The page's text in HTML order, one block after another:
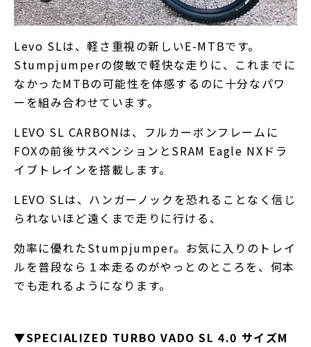
Levo SLは、軽さ重視の新しいE-MTBです。
Stumpjumperの俊敏で軽快な走りに、これまでに
なかったMTBの可能性を体感するのに十分なパワ
ーを組み合わせています。
LEVO SL CARBONは、フルカーボンフレームに
FOXの前後サスペンションとSRAM Eagle NXドラ
イブトレインを搭載します。
LEVO SLは、ハンガーノックを恐れることなく信じ
られないほど遠くまで走りに行ける、
効率に優れたStumpjumper。お気に入りのトレイ
ルを普段なら１本走るのがやっとのところを、何本
でも走れるようになります。
▼SPECIALIZED TURBO VADO SL 4.0 サイズM